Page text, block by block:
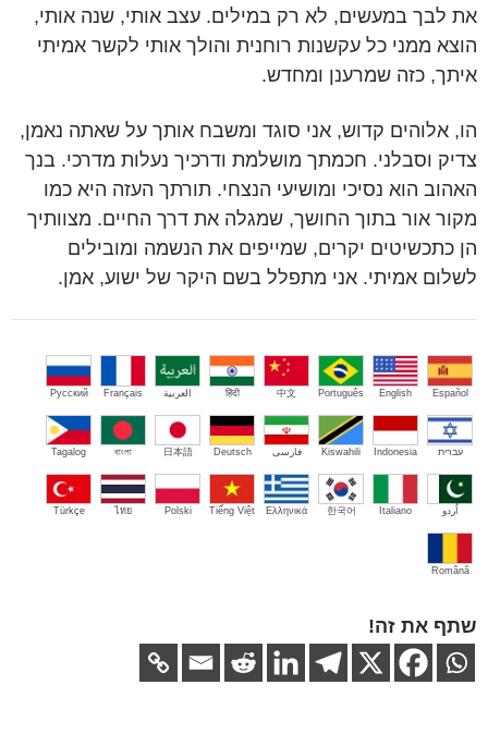
את לבך במעשים, לא רק במילים. עצב אותי, שנה אותי,
הוצא ממני כל עקשנות רוחנית והולך אותי לקשר אמיתי
איתך, כזה שמרענן ומחדש.
הו, אלוהים קדוש, אני סוגד ומשבח אותך על שאתה נאמן,
צדיק וסבלני. חכמתך מושלמת ודרכיך נעלות מדרכי. בנך
האהוב הוא נסיכי ומושיעי הנצחי. תורתך העזה היא כמו
מקור אור בתוך החושך, שמגלה את דרך החיים. מצוותיך
הן כתכשיטים יקרים, שמייפים את הנשמה ומובילים
לשלום אמיתי. אני מתפלל בשם היקר של ישוע, אמן.
Español
English
Português
中文
हिंदी العربية Français
Русский
עברית Indonesia
Kiswahili فارسی Deutsch
日本語
বাংলা
Tagalog
اُردو Italiano
한국어
Ελληνικά
Tiếng Việt
Polski
ไทย
Türkçe
Română
שתף את זה!